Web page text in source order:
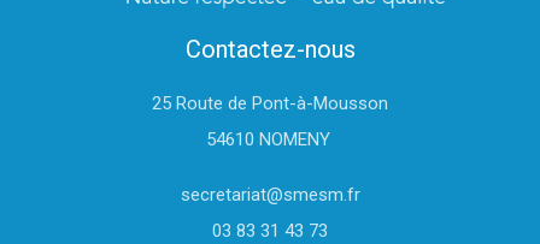
Contactez-nous
25 Route de Pont-à-Mousson
54610 NOMENY
secretariat@smesm.fr
03 83 31 43 73